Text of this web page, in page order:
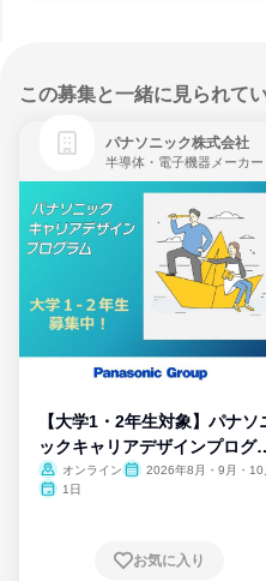
この募集と一緒に見られて
パナソニック株式会社
半導体・電子機器メーカー
【大学1・2年生対象】パナソ
ックキャリアデザインプログ
ム
オンライン
2026年8月・9月・10
1日
お気に入り